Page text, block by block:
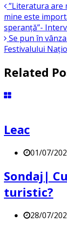
”Literatura are
mine este
speranță”-
Se pun în
Festivalului
Related
Leac
01/07/
Sondaj|
turistic?
28/07/